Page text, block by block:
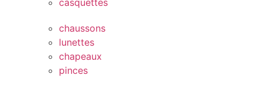
chaussons
lunettes
chapeaux
pinces